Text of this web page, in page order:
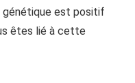
génétique est positif
êtes lié à cette